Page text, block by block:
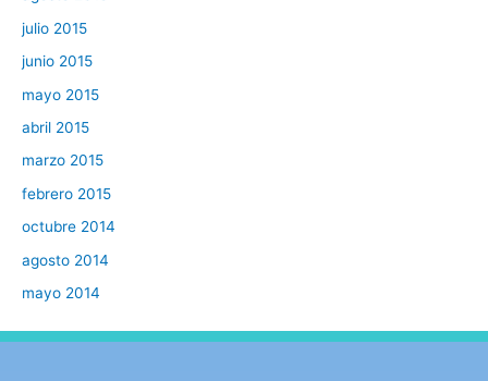
julio 2015
junio 2015
mayo 2015
abril 2015
marzo 2015
febrero 2015
octubre 2014
agosto 2014
mayo 2014